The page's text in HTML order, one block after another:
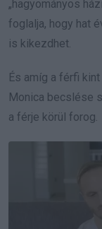
„hagyományos
foglalja, hogy hat
is kikezdhet.
És amíg a férfi
Monica becslése
a férje körül forog.